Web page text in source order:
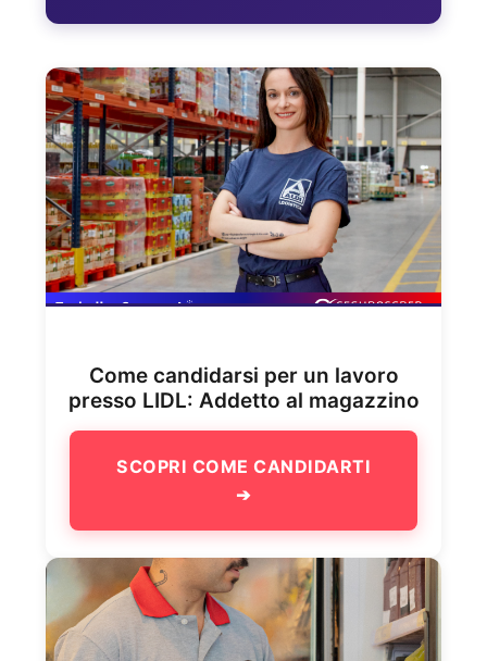
Come candidarsi per un lavoro
presso LIDL: Addetto al magazzino
SCOPRI COME CANDIDARTI
➔